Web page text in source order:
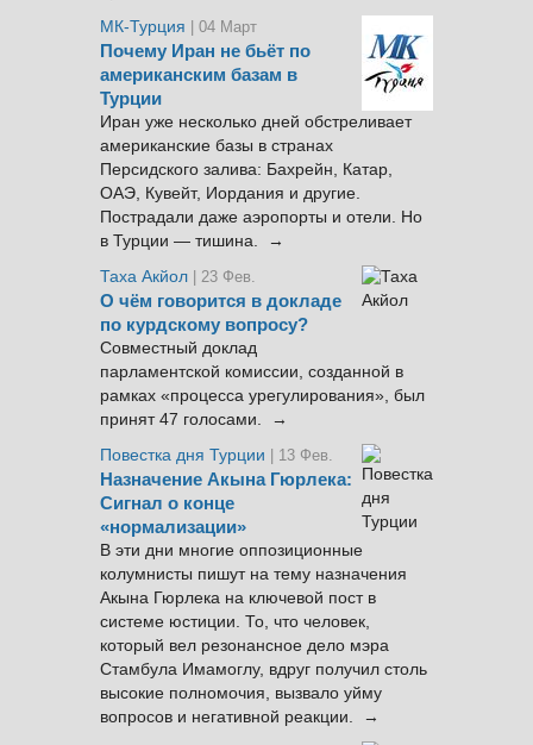
МК-Турция
| 04 Март
Почему Иран не бьёт по
американским базам в
Турции
Иран уже несколько дней обстреливает
американские базы в странах
Персидского залива: Бахрейн, Катар,
ОАЭ, Кувейт, Иордания и другие.
Пострадали даже аэропорты и отели. Но
в Турции — тишина. →
Таха Акйол | 23 Фев.
О чём говорится в докладе
по курдскому вопросу?
Совместный доклад
парламентской комиссии, созданной в
рамках «процесса урегулирования», был
принят 47 голосами. →
Повестка дня Турции
| 13 Фев.
Назначение Акына Гюрлека:
Сигнал о конце
«нормализации»
В эти дни многие оппозиционные
колумнисты пишут на тему назначения
Акына Гюрлека на ключевой пост в
системе юстиции. То, что человек,
который вел резонансное дело мэра
Стамбула Имамоглу, вдруг получил столь
высокие полномочия, вызвало уйму
вопросов и негативной реакции. →